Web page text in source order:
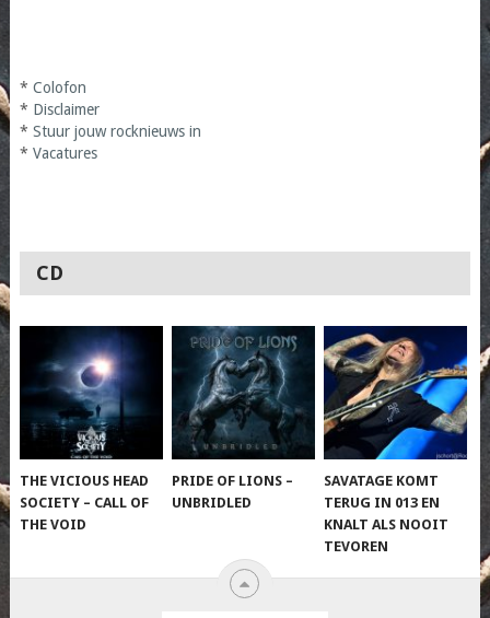
* Colofon
* Disclaimer
* Stuur jouw rocknieuws in
* Vacatures
CD
THE VICIOUS HEAD
SOCIETY – CALL OF
THE VOID
PRIDE OF LIONS –
UNBRIDLED
SAVATAGE KOMT
TERUG IN 013 EN
KNALT ALS NOOIT
TEVOREN